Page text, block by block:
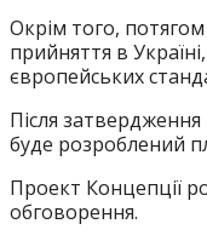
Окрім того,
прийняття в
європейських
Після
буде розроблений
Проект Концепції
обговорення.